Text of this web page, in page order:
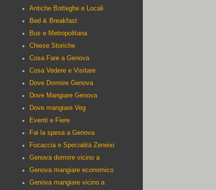
Antiche Botteghe e Locali
Bed & Breakfast
Bus e Metropolitana
Chiese Storiche
Cosa Fare a Genova
Cosa Vedere e Visitare
Dove Dormire Genova
Dove Mangiare Genova
Dove mangiare Veg
Eventi e Fiere
Fai la spesa a Genova
Focaccia e Specialità Zeneixi
Genova dormire vicino a
Genova mangiare economico
Genova mangiare vicino a